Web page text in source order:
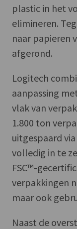
plastic in het
elimineren.
naar papieren
afgerond.
Logitech
aanpassing
vlak van
1.800 ton
uitgespaard
volledig in te
FSC™-
verpakkingen
maar ook
Naast de